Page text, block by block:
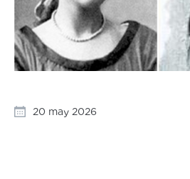
20 may 2026